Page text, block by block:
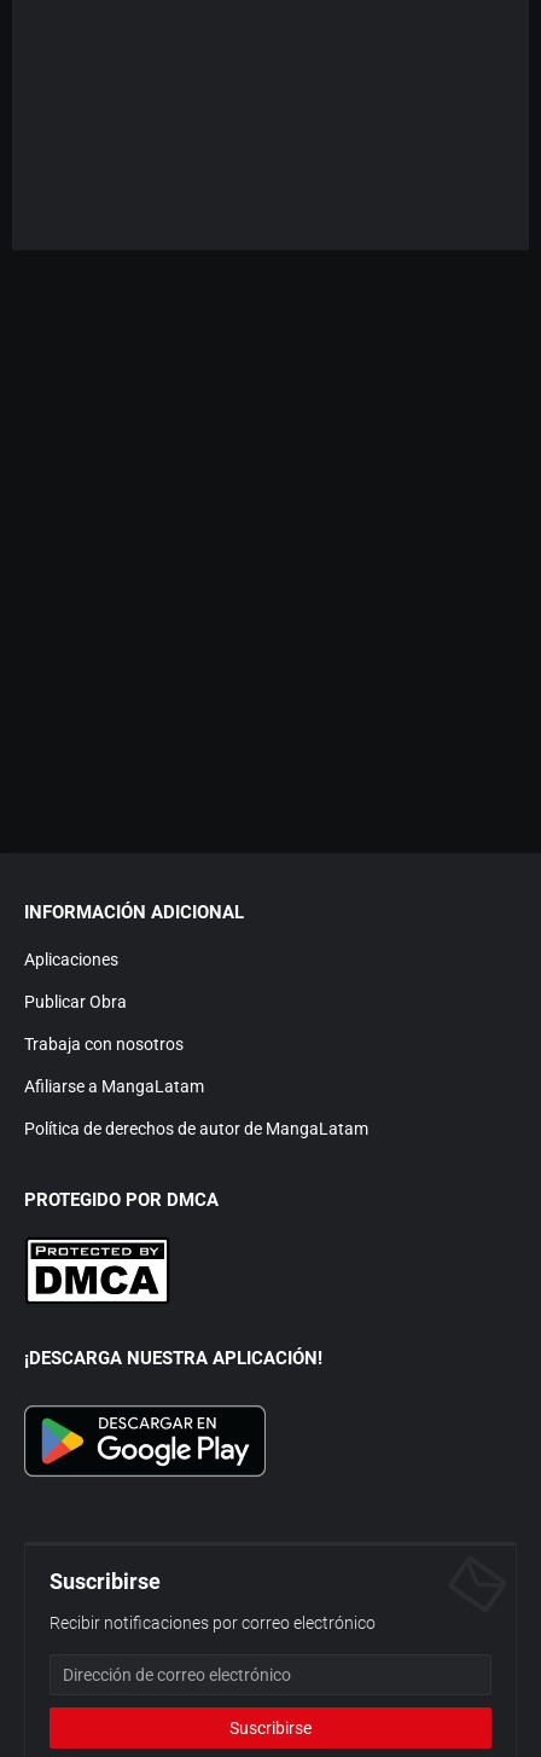
INFORMACIÓN ADICIONAL
Aplicaciones
Publicar Obra
Trabaja con nosotros
Afiliarse a MangaLatam
Política de derechos de autor de MangaLatam
PROTEGIDO POR DMCA
¡DESCARGA NUESTRA APLICACIÓN!
Suscribirse
Recibir notificaciones por correo electrónico